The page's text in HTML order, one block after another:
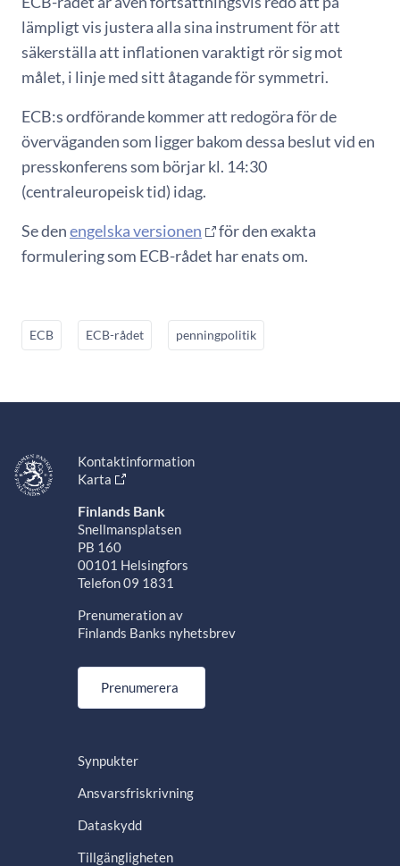
lämpligt vis justera alla sina instrument för att
säkerställa att inflationen varaktigt rör sig mot
målet, i linje med sitt åtagande för symmetri.
ECB:s ordförande kommer att redogöra för de
överväganden som ligger bakom dessa beslut vid en
presskonferens som börjar kl. 14:30
(centraleuropeisk tid) idag.
Se denengelska versionen
för den exakta
formulering som ECB-rådet har enats om.
ECB ECB-rådet penningpolitik
Kontaktinformation
Karta
Finlands Bank
Snellmansplatsen
PB 160
00101 Helsingfors
Telefon 09 1831
Prenumeration av
Finlands Banks nyhetsbrev
Prenumerera
Synpukter
Ansvarsfriskrivning
Dataskydd
Tillgängligheten